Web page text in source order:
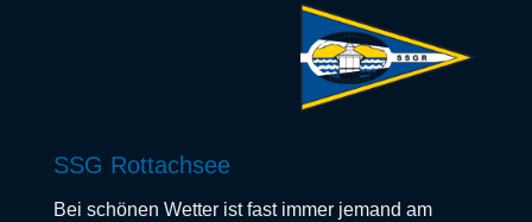
SSG Rottachsee
Bei schönen Wetter ist fast immer jemand am